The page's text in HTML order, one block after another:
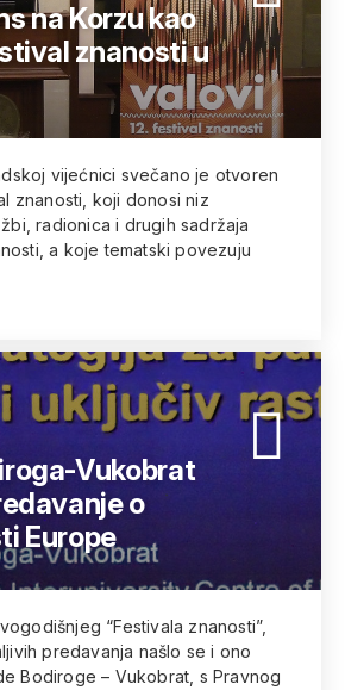
na Korzu kao
znanosti u
vijećnici svečano je otvoren
znanosti, koji donosi niz
radionica i drugih sadržaja
a koje tematski povezuju
Vukobrat
o
Europe
“Festivala znanosti”,
predavanja našlo se i ono
Bodiroge – Vukobrat, s Pravnog